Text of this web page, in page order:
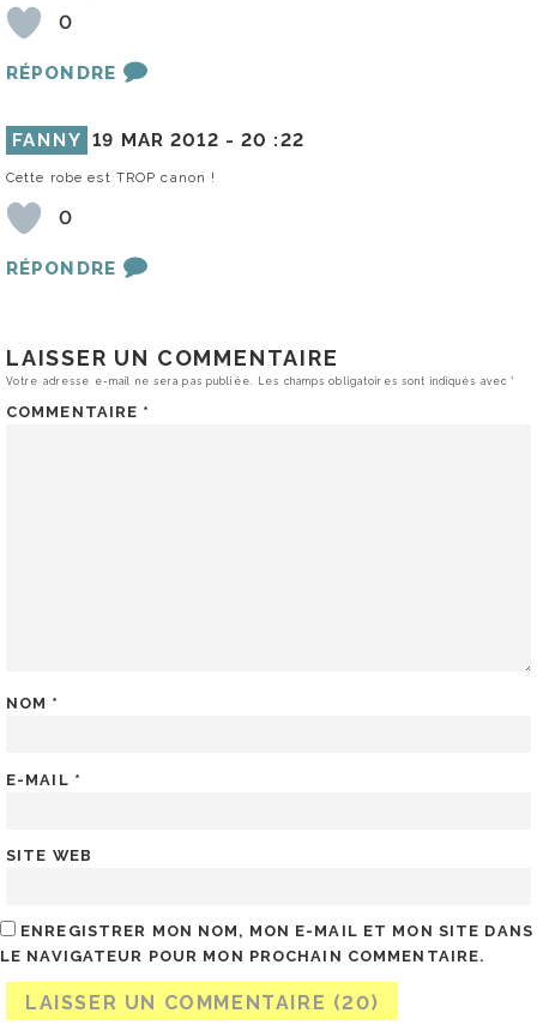
0
RÉPONDRE
FANNY 19 MAR 2012 -20 :22
Cette robe est TROP canon !
0
RÉPONDRE
LAISSER UN COMMENTAIRE
Votre adresse e-mail ne sera pas publiée. Les champs obligatoires sont indiqués avec*
COMMENTAIRE *
NOM *
E-MAIL *
SITE WEB
ENREGISTRER MON NOM, MON E-MAIL ET MON SITE DANS
LE NAVIGATEUR POUR MON PROCHAIN COMMENTAIRE.